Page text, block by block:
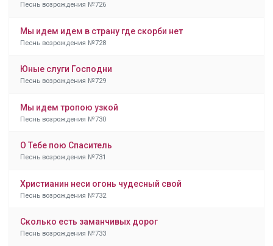
Песнь возрождения №726
Мы идем идем в страну где скорби нет
Песнь возрождения №728
Юные слуги Господни
Песнь возрождения №729
Мы идем тропою узкой
Песнь возрождения №730
О Тебе пою Спаситель
Песнь возрождения №731
Христианин неси огонь чудесный свой
Песнь возрождения №732
Сколько есть заманчивых дорог
Песнь возрождения №733